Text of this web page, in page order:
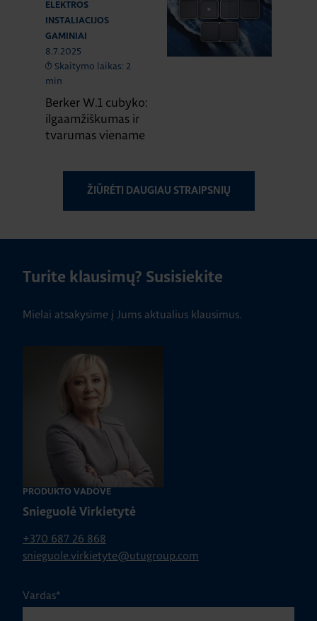
ELEKTROS
INSTALIACIJOS
GAMINIAI
8.7.2025
Skaitymo laikas: 2
min
Berker W.1 cubyko:
ilgaamžiškumas ir
tvarumas viename
ŽIŪRĖTI DAUGIAU STRAIPSNIŲ
Turite klausimų? Susisiekite
Mielai atsakysime į Jums aktualius klausimus.
PRODUKTO VADOVĖ
Snieguolė Virkietytė
+370 687 26 868
snieguole.virkietyte@utugroup.com
Vardas*